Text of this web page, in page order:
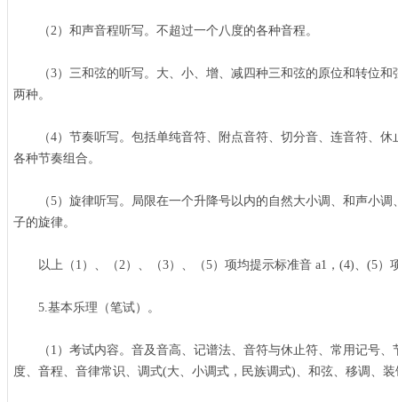
（2）和声音程听写。不超过一个八度的各种音程。
（3）三和弦的听写。大、小、增、减四种三和弦的原位和转位和
两种。
（4）节奏听写。包括单纯音符、附点音符、切分音、连音符、休
各种节奏组合。
（5）旋律听写。局限在一个升降号以内的自然大小调、和声小调
子的旋律。
以上（1）、（2）、（3）、（5）项均提示标准音 a1，(4)、(5）
5.基本乐理（笔试）。
（1）考试内容。音及音高、记谱法、音符与休止符、常用记号、
度、音程、音律常识、调式(大、小调式，民族调式)、和弦、移调、